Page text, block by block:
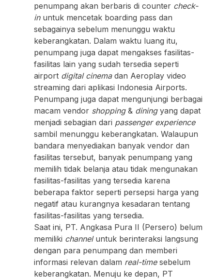
penumpang akan berbaris di counter check-
inuntuk mencetak boarding pass dan
sebagainya sebelum menunggu waktu
keberangkatan. Dalam waktu luang itu,
penumpang juga dapat mengakses fasilitas-
fasilitas lain yang sudah tersedia seperti
airport digital cinemadan Aeroplay video
streaming dari aplikasi Indonesia Airports.
Penumpang juga dapat mengunjungi berbagai
macam vendor shopping & diningyang dapat
menjadi sebagian dari passenger experience
sambil menunggu keberangkatan. Walaupun
bandara menyediakan banyak vendor dan
fasilitas tersebut, banyak penumpang yang
memilih tidak belanja atau tidak mengunakan
fasilitas-fasilitas yang tersedia karena
beberapa faktor seperti persepsi harga yang
negatif atau kurangnya kesadaran tentang
fasilitas-fasilitas yang tersedia.
Saat ini, PT. Angkasa Pura II (Persero) belum
memiliki channeluntuk berinteraksi langsung
dengan para penumpang dan memberi
informasi relevan dalam real-timesebelum
keberangkatan. Menuju ke depan, PT